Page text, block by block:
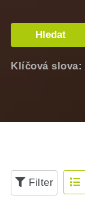
Hledat
Klíčová slova:
Filter